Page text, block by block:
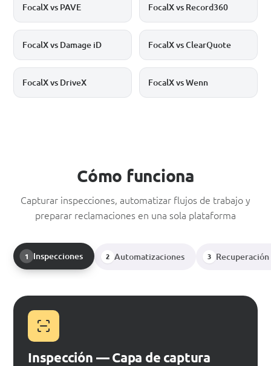
FocalX vs PAVE FocalX vs Record360
FocalX vs Damage iD FocalX vs ClearQuote
FocalX vs DriveX FocalX vs Wenn
Cómo funciona
Capturar inspecciones, automatizar flujos de trabajo y
preparar reclamaciones en una sola plataforma
1 Inspecciones 2 Automatizaciones 3
Inspección — Capa de captura